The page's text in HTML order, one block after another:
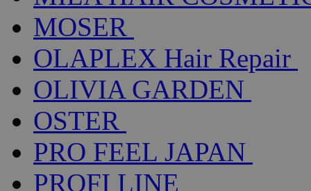
MOSER
OLAPLEX Hair Repair
OLIVIA GARDEN
OSTER
PRO FEEL JAPAN
PROFI LINE